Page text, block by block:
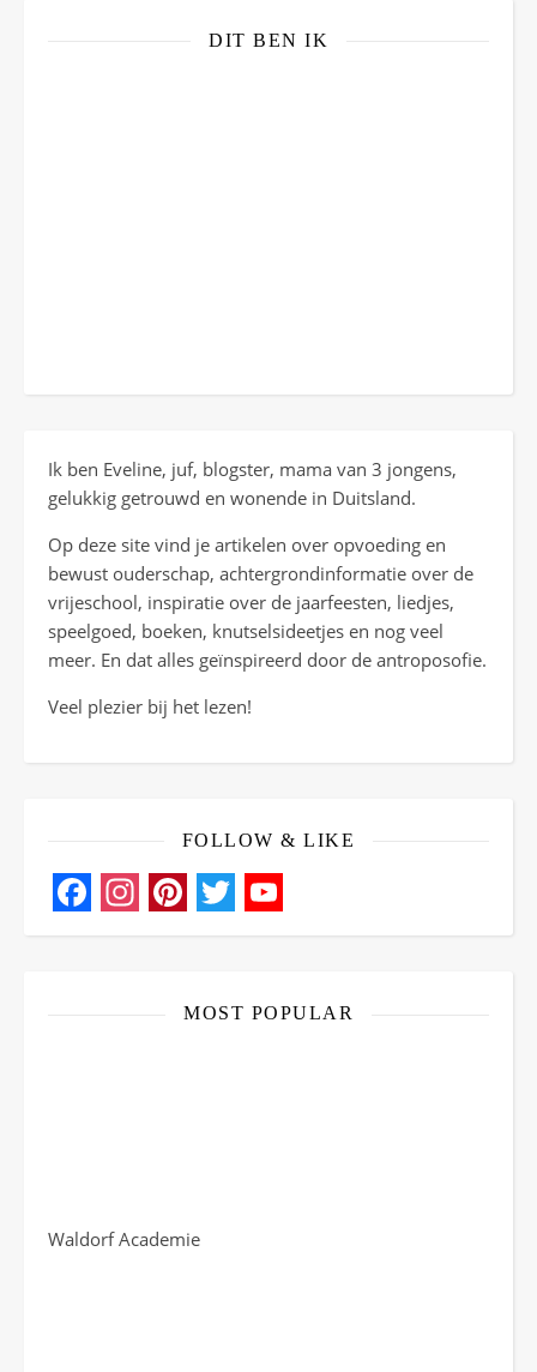
DIT BEN IK
Ik ben Eveline, juf, blogster, mama van 3 jongens,
gelukkig getrouwd en wonende in Duitsland.
Op deze site vind je artikelen over opvoeding en
bewust ouderschap, achtergrondinformatie over de
vrijeschool, inspiratie over de jaarfeesten, liedjes,
speelgoed, boeken, knutselsideetjes en nog veel
meer. En dat alles geïnspireerd door de antroposofie.
Veel plezier bij het lezen!
FOLLOW & LIKE
Facebook
Instagram
Pinterest
Twitter
YouTube
MOST POPULAR
Waldorf Academie